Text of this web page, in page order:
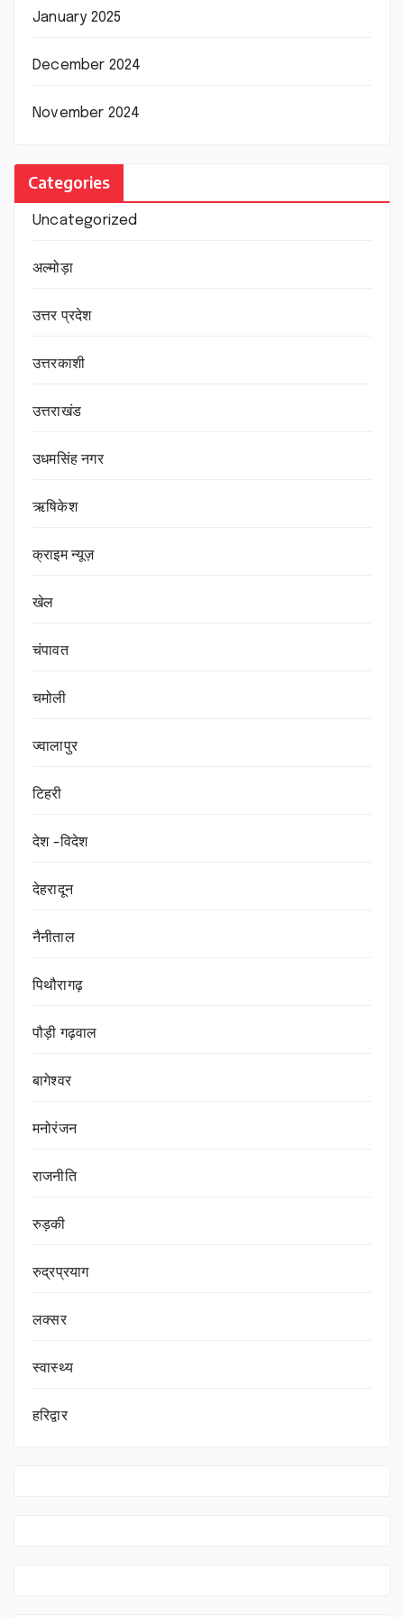
January 2025
December 2024
November 2024
Categories
Uncategorized
अल्मोड़ा
उत्तर प्रदेश
उत्तरकाशी
उत्तराखंड
उधमसिंह नगर
ऋषिकेश
क्राइम न्यूज़
खेल
चंपावत
चमोली
ज्वालापुर
टिहरी
देश -विदेश
देहरादून
नैनीताल
पिथौरागढ़
पौड़ी गढ़वाल
बागेश्वर
मनोरंजन
राजनीति
रुड़की
रुद्रप्रयाग
लक्सर
स्वास्थ्य
हरिद्वार